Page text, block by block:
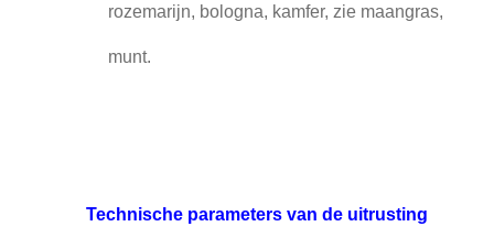
rozemarijn, bologna, kamfer, zie maangras,
munt.
Technische parameters van de uitrusting